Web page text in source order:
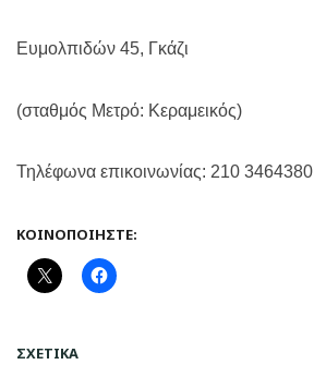
Ευμολπιδών 45, Γκάζι
(σταθμός Μετρό: Κεραμεικός)
Τηλέφωνα επικοινωνίας: 210 3464380
ΚΟΙΝΟΠΟΙΉΣΤΕ:
ΣΧΕΤΙΚΆ